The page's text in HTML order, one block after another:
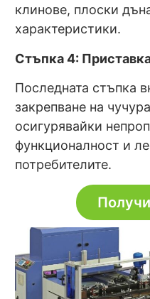
клинове, плоски
характеристики.
Стъпка 4:
Последната стъпка
закрепване на
осигурявайки
функционалност и
потребителите.